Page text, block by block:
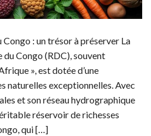
Congo : un trésor à préserver La
Congo (RDC), souvent
», est dotée d’une
naturelles exceptionnelles. Avec
et son réseau hydrographique
réservoir de richesses
qui […]